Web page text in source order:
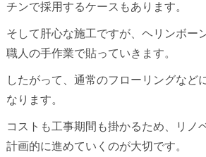
チンで採用するケースもあります。
そして肝心な施工ですが、ヘリンボー
職人の手作業で貼っていきます。
したがって、通常のフローリングなど
なります。
コストも工事期間も掛かるため、リノ
計画的に進めていくのが大切です。